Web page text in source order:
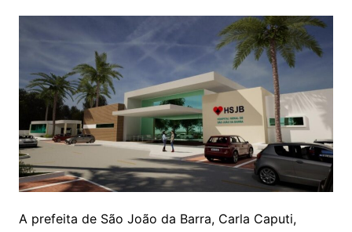
A prefeita de São João da Barra, Carla Caputi,